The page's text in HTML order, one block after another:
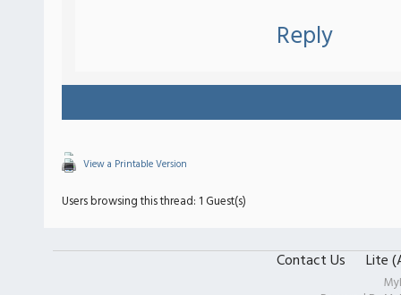
Reply
View a Printable Version
Users browsing this thread: 1 Guest(s)
Contact Us Lite